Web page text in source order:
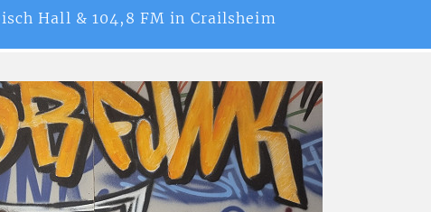
Hall & 104,8 FM in Crailsheim